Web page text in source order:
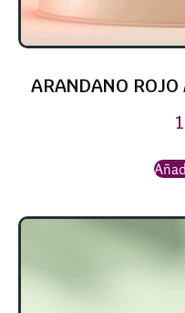
ARANDANO